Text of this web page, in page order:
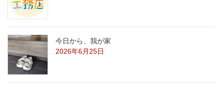
今日から、我が家
2026年6月25日